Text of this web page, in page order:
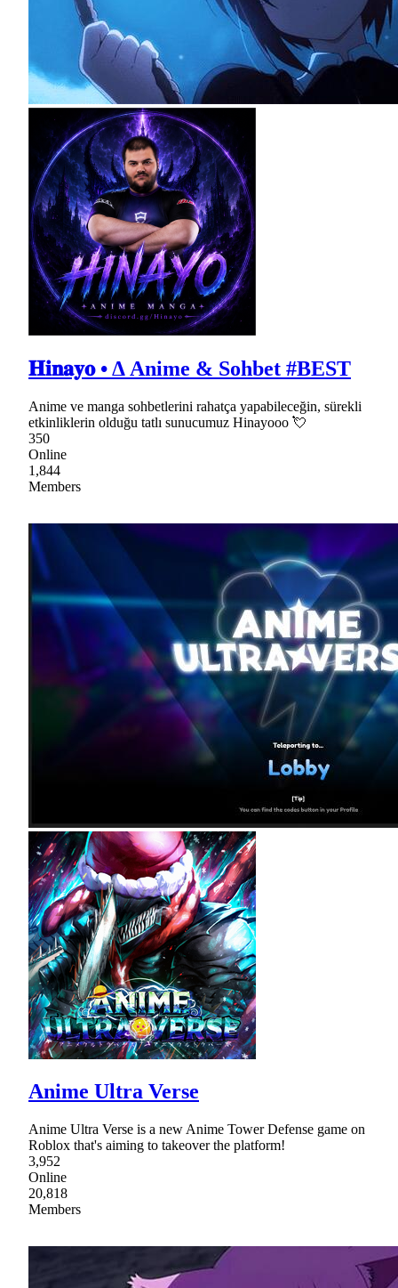
𝐇𝐢𝐧𝐚𝐲𝐨 • Δ Anime & Sohbet #BEST
Anime ve manga sohbetlerini rahatça yapabileceğin, sürekli
etkinliklerin olduğu tatlı sunucumuz Hinayooo 💘
350
Online
1,844
Members
Anime Ultra Verse
Anime Ultra Verse is a new Anime Tower Defense game on
Roblox that's aiming to takeover the platform!
3,952
Online
20,818
Members